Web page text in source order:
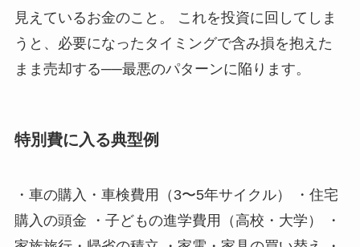
見えているお金のこと。 これを投資に回してしま
うと、必要になったタイミングで含み損を抱えた
まま売却する──最悪のパターンに陥ります。
特別費に入る典型例
・車の購入・車検費用（3〜5年サイクル） ・住宅
購入の頭金 ・子どもの進学費用（高校・大学） ・